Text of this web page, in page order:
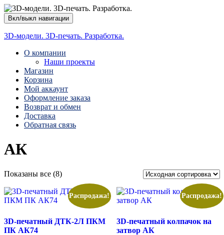
Вкл/выкл навигации
3D-модели. 3D-печать. Разработка.
О компании
Наши проекты
Магазин
Корзина
Мой аккаунт
Оформление заказа
Возврат и обмен
Доставка
Обратная связь
АК
Показаны все (8)
Распродажа!
3D-печатный ДТК-2Л ПКМ
ПК АК74
Распродажа!
3D-печатный колпачок на
затвор АК